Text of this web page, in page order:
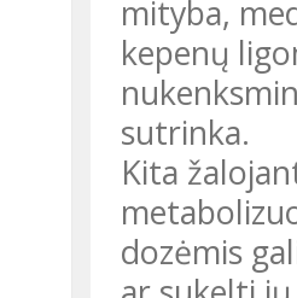
mityba,
kepenų
sutrinka.
Kita
dozėmis